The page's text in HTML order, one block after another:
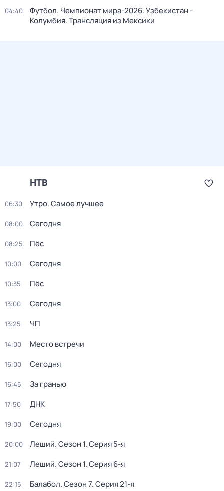
04:40
Футбол. Чемпионат мира-2026. Узбекистан -
Колумбия. Трансляция из Мексики
НТВ
06:30 Утро. Самое лучшее
08:00 Сегодня
08:25 Пёс
10:00 Сегодня
10:35 Пёс
13:00 Сегодня
13:25 ЧП
14:00 Место встречи
16:00 Сегодня
16:45 За гранью
17:50 ДНК
19:00 Сегодня
20:00 Леший. Сезон 1. Серия 5-я
21:07 Леший. Сезон 1. Серия 6-я
22:15 Балабол. Сезон 7. Серия 21-я